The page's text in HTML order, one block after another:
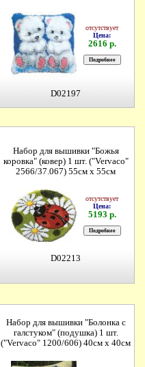
отсутствует
Цена:
2616 р.
D02197
Набор для вышивки "Божья
коровка" (ковер) 1 шт. ("Vervaco"
2566/37.067) 55см х 55см
отсутствует
Цена:
5193 р.
D02213
Набор для вышивки "Болонка с
галстуком" (подушка) 1 шт.
("Vervaco" 1200/606) 40см х 40см